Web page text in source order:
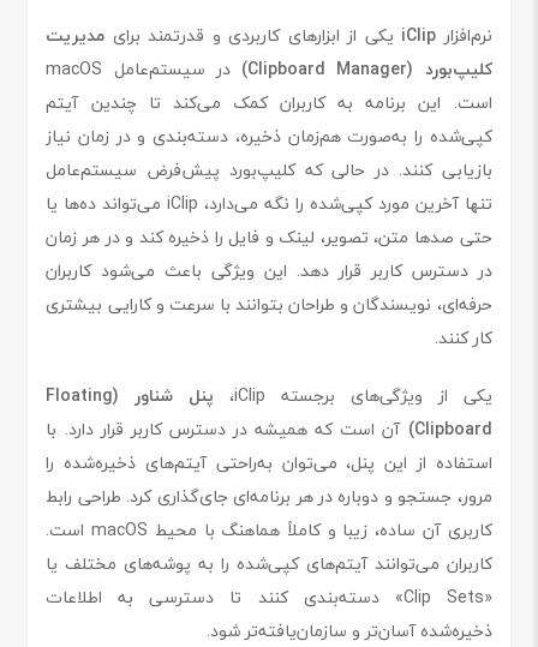
نرم‌افزار iClip یکی از ابزارهای کاربردی و قدرتمند برای مدیریت
کلیپ‌بورد (Clipboard Manager)
در سیستم‌عامل macOS
است. این برنامه به کاربران کمک می‌کند تا چندین آیتم
کپی‌شده را به‌صورت هم‌زمان ذخیره، دسته‌بندی و در زمان نیاز
بازیابی کنند. در حالی که کلیپ‌بورد پیش‌فرض سیستم‌عامل
تنها آخرین مورد کپی‌شده را نگه می‌دارد، iClip می‌تواند ده‌ها یا
حتی صدها متن، تصویر، لینک و فایل را ذخیره کند و در هر زمان
در دسترس کاربر قرار دهد. این ویژگی باعث می‌شود کاربران
حرفه‌ای، نویسندگان و طراحان بتوانند با سرعت و کارایی بیشتری
کار کنند.
یکی از ویژگی‌های برجسته iClip،
پنل شناور (Floating
Clipboard) آن است که همیشه در دسترس کاربر قرار دارد. با
استفاده از این پنل، می‌توان به‌راحتی آیتم‌های ذخیره‌شده را
مرور، جستجو و دوباره در هر برنامه‌ای جای‌گذاری کرد. طراحی رابط
کاربری آن ساده، زیبا و کاملاً هماهنگ با محیط macOS است.
کاربران می‌توانند آیتم‌های کپی‌شده را به پوشه‌های مختلف یا
«Clip Sets» دسته‌بندی کنند تا دسترسی به اطلاعات
ذخیره‌شده آسان‌تر و سازمان‌یافته‌تر شود.